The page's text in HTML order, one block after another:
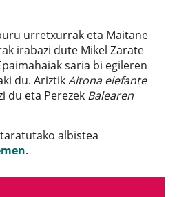
urretxurrak eta Maitane
irabazi dute Mikel Zarate
saria bi egileren
du. AriztikAitona elefante
du eta Perezek Balearen
albistea
.